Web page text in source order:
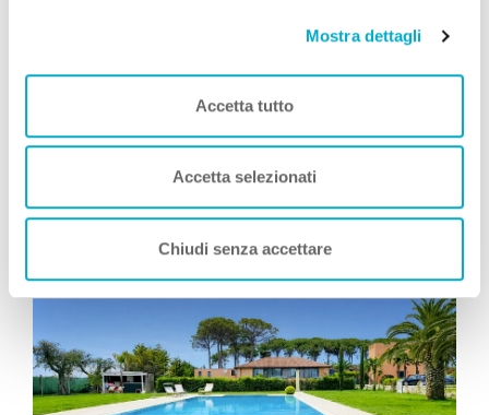
Mostra dettagli
Accetta tutto
Accetta selezionati
Chiudi senza accettare
Simone GiannelliCOME TE, Viaggia con Zampa
Consigliati da Zampa Vacanza